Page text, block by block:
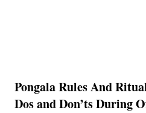
Pongala Rules And
Dos and Don’ts During